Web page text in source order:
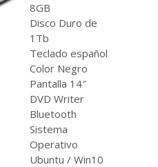
8GB
Disco Duro de
1Tb
Teclado español
Color Negro
Pantalla 14″
DVD Writer
Bluetooth
Sistema
Operativo
Ubuntu / Win10